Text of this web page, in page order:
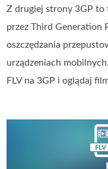
Z drugiej strony 3GP
przez Third Generation
oszczędzania
urządzeniach
FLV na 3GP i oglądaj